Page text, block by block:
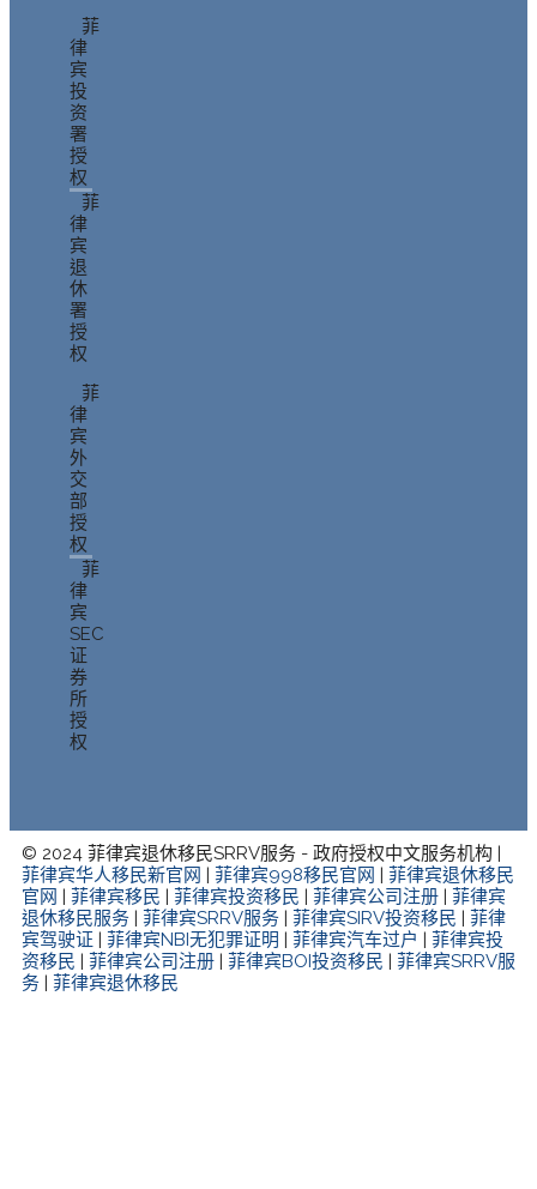
菲
律
宾
投
资
署
授
权
菲
律
宾
退
休
署
授
权
菲
律
宾
外
交
部
授
权
菲
律
宾
SEC
证
券
所
授
权
© 2024 菲律宾退休移民SRRV服务 - 政府授权中文服务机构 |
菲律宾华人移民新官网
菲律宾998移民官网
菲律宾退休移民
官网
菲律宾移民 菲律宾投资移民 菲律宾公司注册
菲律宾
退休移民服务
菲律宾SRRV服务 菲律宾SIRV投资移民
菲律
宾驾驶证
菲律宾NBI无犯罪证明 菲律宾汽车过户
菲律宾投
资移民
菲律宾公司注册 菲律宾BOI投资移民
菲律宾SRRV服
务
菲律宾退休移民